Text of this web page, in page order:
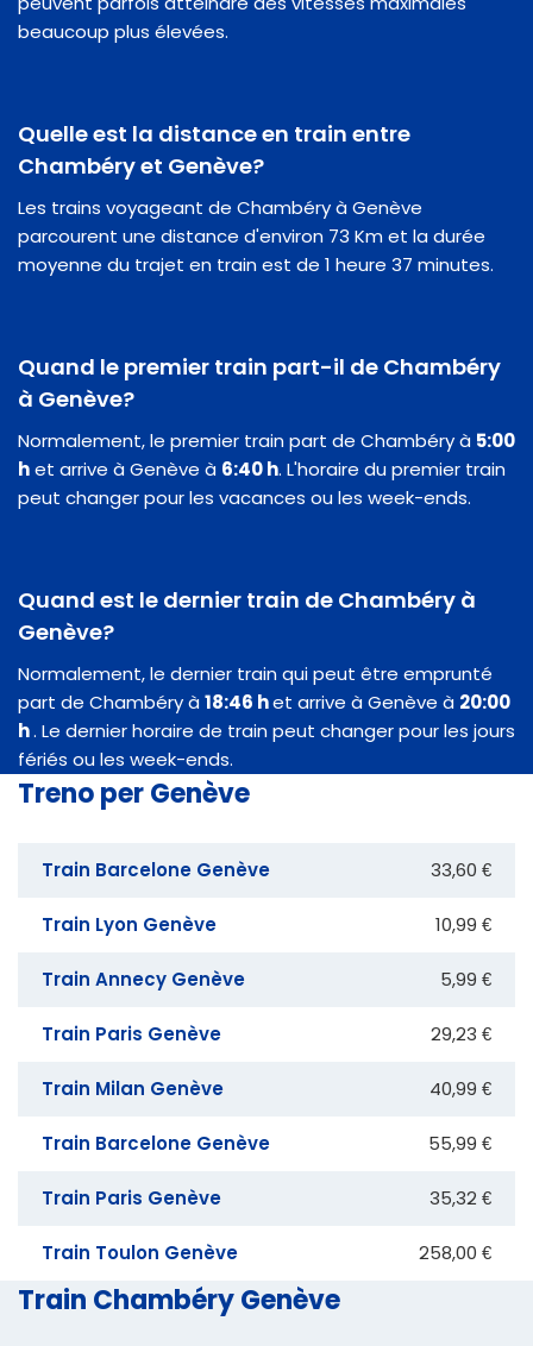
beaucoup plus élevées.
Quelle est la distance en train entre
Chambéry et Genève?
Les trains voyageant de Chambéry à Genève
parcourent une distance d'environ 73 Km et la durée
moyenne du trajet en train est de 1 heure 37 minutes.
Quand le premier train part-il de Chambéry
à Genève?
Normalement, le premier train part de Chambéry à 5:00
het arrive à Genève à 6:40 h. L'horaire du premier train
peut changer pour les vacances ou les week-ends.
Quand est le dernier train de Chambéry à
Genève?
Normalement, le dernier train qui peut être emprunté
part de Chambéry à18:46 het arrive à Genève à 20:00
h. Le dernier horaire de train peut changer pour les jours
fériés ou les week-ends.
Treno per Genève
Train Barcelone Genève 33,60 €
Train Lyon Genève 10,99 €
Train Annecy Genève 5,99 €
Train Paris Genève 29,23 €
Train Milan Genève 40,99 €
Train Barcelone Genève 55,99 €
Train Paris Genève 35,32 €
Train Toulon Genève 258,00 €
Train Chambéry Genève